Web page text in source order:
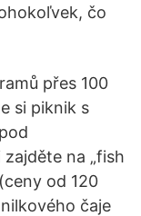
čo
přes 100
si piknik s
na „fish
od 120
čaje